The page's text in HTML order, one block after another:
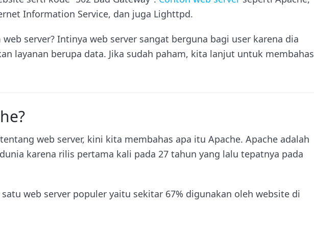
Information Service, dan juga Lighttpd.
server? Intinya web server sangat berguna bagi user karena dia
layanan berupa data. Jika sudah paham, kita lanjut untuk membahas
web server, kini kita membahas apa itu Apache. Apache adalah
karena rilis pertama kali pada 27 tahun yang lalu tepatnya pada
web server populer yaitu sekitar 67% digunakan oleh website di